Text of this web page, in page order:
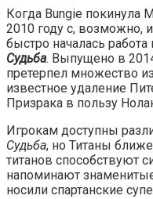
Когда Bungie покинула
2010 году с, возможно,
быстро началась
Судьба. Выпущено в
претерпел множество
известное удаление
Призрака в пользу
Игрокам доступны
Судьба, но Титаны
титанов способствуют
напоминают
носили спартанские